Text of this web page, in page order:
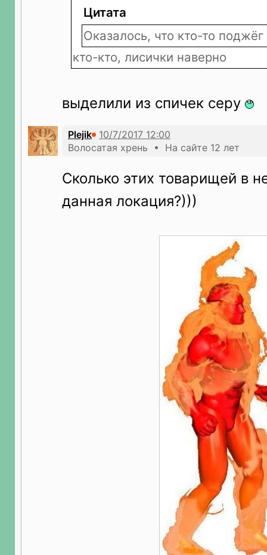
Цитата
Оказалось, что кто-то поджёг
кто-кто, лисички наверно
выделили из спичек серу
Plejik
Волосатая хрень • На сайте 12 лет
Сколько этих товарищей в
данная локация?)))